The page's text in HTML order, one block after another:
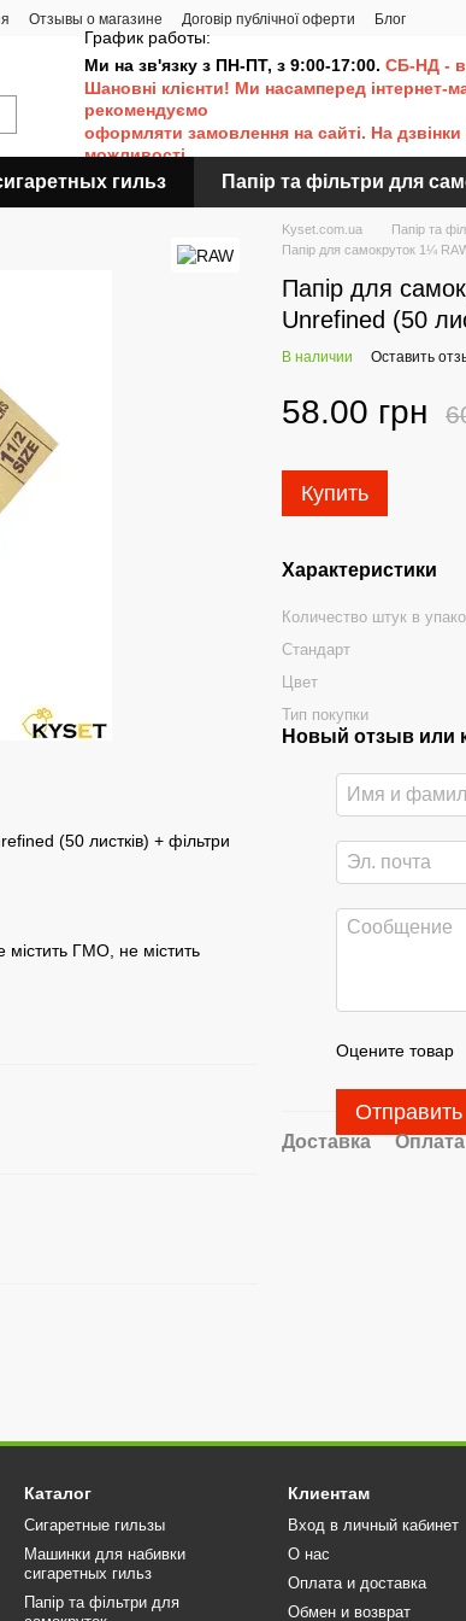
Отзывы о магазине Договір публічної оферти Блог
График работы:
Ми на зв'язку з ПН-ПТ, з 9:00-17:00. СБ-НД -
Шановні клієнти! Ми насамперед інтернет-
рекомендуємо
оформляти замовлення на сайті. На
можливості.
гильз Папір та фільтри для
(50 листків) + фільтри
містить ГМО, не містить
Kyset.com.ua Папір та
Папір для самокруток 1¼
Папір для
Unrefined (50
В наличии Оставить
58.00 грн
Купить
Характеристики
Количество штук в
Стандарт
Цвет
Тип покупки
Новый отзыв или
Оцените товар
Отправить
Доставка Оплата
Каталог
Сигаретные гильзы
Машинки для набивки
сигаретных гильз
Папір та фільтри для
Клиентам
Вход в личный кабинет
О нас
Оплата и доставка
Обмен и возврат